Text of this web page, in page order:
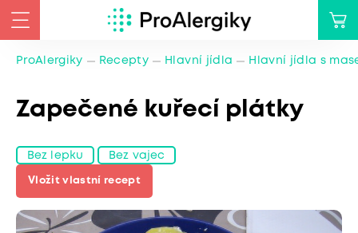
ProAlergiky Recepty Hlavní jídla Hlavní jídla s
Zapečené kuřecí plátky
Bez lepku Bez vajec
Vložit vlastní recept